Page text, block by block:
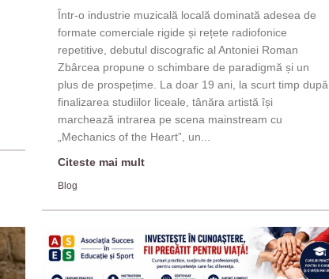
Într-o industrie muzicală locală dominată adesea de
formate comerciale rigide și rețete radiofonice
repetitive, debutul discografic al Antoniei Roman
Zbârcea propune o schimbare de paradigmă și un
plus de prospețime. La doar 19 ani, la scurt timp după
finalizarea studiilor liceale, tânăra artistă își
marchează intrarea pe scena mainstream cu
„Mechanics of the Heart”, un...
Citeste mai mult
Blog